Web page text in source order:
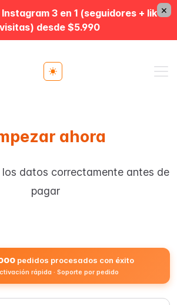
×
3 en 1 (seguidores + likes
desde $5.990
Toggle theme
ahora
datos correctamente antes de
pagar
pedidos procesados con éxito
rápida · Soporte por pedido